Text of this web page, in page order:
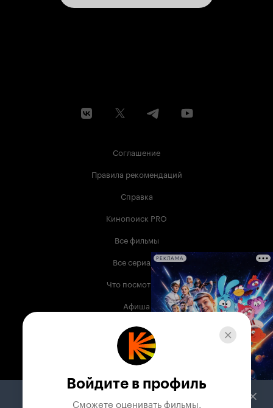
Соглашение
Правила рекомендаций
Справка
Кинопоиск PRO
Все фильмы
Все сериалы
Что посмотреть
Афиша
Музыка
Телепрограмма
Служба поддержки
РЕКЛАМА
Войдите в профиль
Сможете оценивать фильмы,